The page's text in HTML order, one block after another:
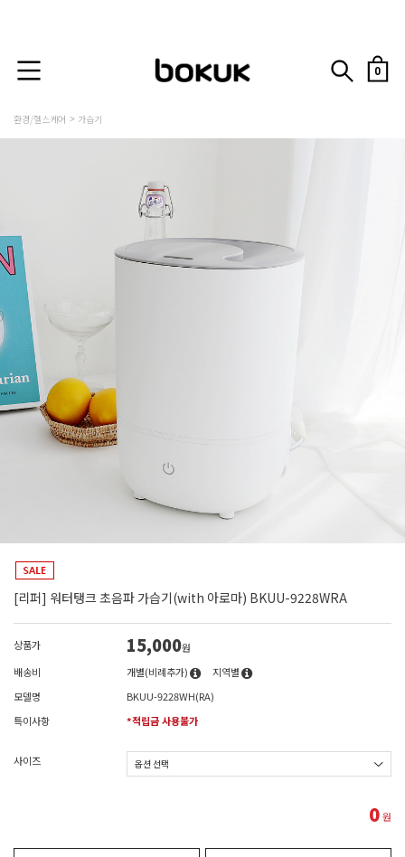
0
환경/헬스케어 가습기
[리퍼] 워터탱크 초음파 가습기(with 아로마) BKUU-9228WRA
상품가 15,000원
배송비
개별(비례추가)
지역별
모델명
BKUU-9228WH(RA)
특이사항
*적립금 사용불가
사이즈
0원